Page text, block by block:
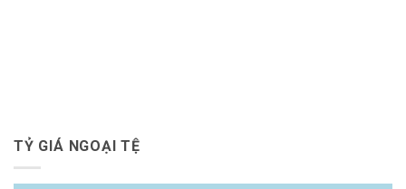
TỶ GIÁ NGOẠI TỆ